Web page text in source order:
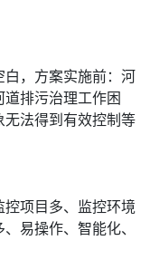
，方案实施前：河
排污治理工作困
法得到有效控制等
项目多、监控环境
易操作、智能化、